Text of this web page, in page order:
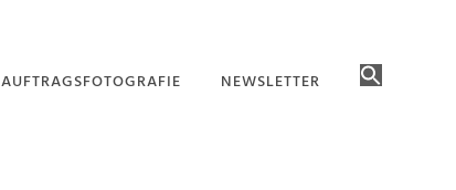
AUFTRAGSFOTOGRAFIE NEWSLETTER